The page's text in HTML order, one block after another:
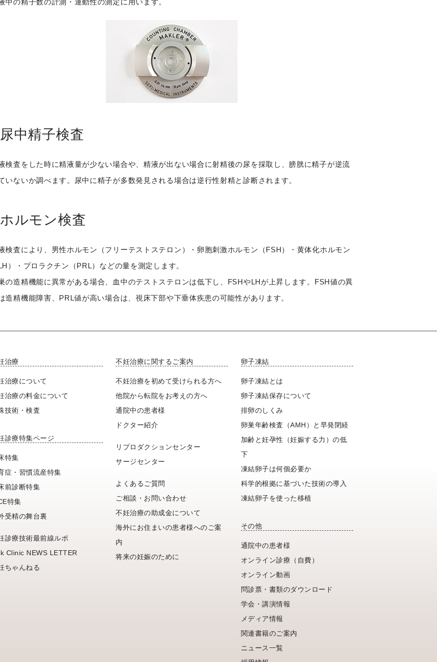
中の精子数の計測・運動性の測定に用います。
尿中精子検査
検査をした時に精液量が少ない場合や、精液が出ない場合に射精後の尿を採取し、膀胱に精子が逆流
いないか調べます。尿中に精子が多数発見される場合は逆行性射精と診断されます。
ホルモン検査
検査により、男性ホルモン（フリーテストステロン）・卵胞刺激ホルモン（FSH）・黄体化ホルモン
）・プロラクチン（PRL）などの量を測定します。
の造精機能に異常がある場合、血中のテストステロンは低下し、FSHやLHが上昇します。FSH値の異
造精機能障害、PRL値が高い場合は、視床下部や下垂体疾患の可能性があります。
治療
治療について
治療の料金について
技術・検査
診療特集ページ
特集
症・習慣流産特集
前診断特集
特集
受精の舞台裏
診療技術最前線ルポ
Clinic NEWS LETTER
ちゃんねる
不妊治療に関するご案内
不妊治療を初めて受けられる方へ
他院から転院をお考えの方へ
通院中の患者様
ドクター紹介
リプロダクションセンター
サージセンター
よくあるご質問
ご相談・お問い合わせ
不妊治療の助成金について
海外にお住まいの患者様へのご案
内
将来の妊娠のために
卵子凍結
卵子凍結とは
卵子凍結保存について
排卵のしくみ
卵巣年齢検査（AMH）と早発閉経
加齢と妊孕性（妊娠する力）の低
下
凍結卵子は何個必要か
科学的根拠に基づいた技術の導入
凍結卵子を使った移植
その他
通院中の患者様
オンライン診療（自費）
オンライン動画
問診票・書類のダウンロード
学会・講演情報
メディア情報
関連書籍のご案内
ニュース一覧